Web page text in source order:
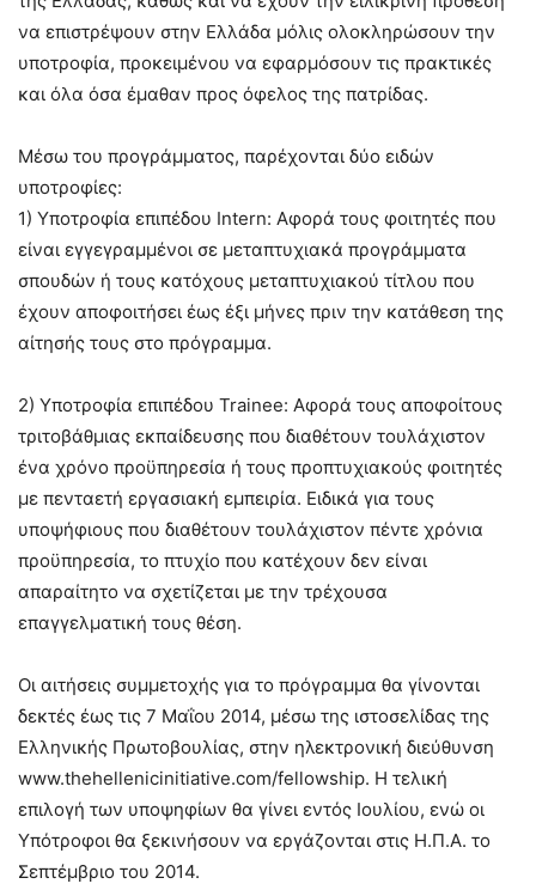
να επιστρέψουν στην Ελλάδα μόλις ολοκληρώσουν την
υποτροφία, προκειμένου να εφαρμόσουν τις πρακτικές
και όλα όσα έμαθαν προς όφελος της πατρίδας.
Μέσω του προγράμματος, παρέχονται δύο ειδών
υποτροφίες:
1) Υποτροφία επιπέδου Intern: Αφορά τους φοιτητές που
είναι εγγεγραμμένοι σε μεταπτυχιακά προγράμματα
σπουδών ή τους κατόχους μεταπτυχιακού τίτλου που
έχουν αποφοιτήσει έως έξι μήνες πριν την κατάθεση της
αίτησής τους στο πρόγραμμα.
2) Υποτροφία επιπέδου Trainee: Αφορά τους αποφοίτους
τριτοβάθμιας εκπαίδευσης που διαθέτουν τουλάχιστον
ένα χρόνο προϋπηρεσία ή τους προπτυχιακούς φοιτητές
με πενταετή εργασιακή εμπειρία. Ειδικά για τους
υποψήφιους που διαθέτουν τουλάχιστον πέντε χρόνια
προϋπηρεσία, το πτυχίο που κατέχουν δεν είναι
απαραίτητο να σχετίζεται με την τρέχουσα
επαγγελματική τους θέση.
Οι αιτήσεις συμμετοχής για το πρόγραμμα θα γίνονται
δεκτές έως τις 7 Μαΐου 2014, μέσω της ιστοσελίδας της
Ελληνικής Πρωτοβουλίας, στην ηλεκτρονική διεύθυνση
www.thehellenicinitiative.com/fellowship. Η τελική
επιλογή των υποψηφίων θα γίνει εντός Ιουλίου, ενώ οι
Υπότροφοι θα ξεκινήσουν να εργάζονται στις Η.Π.Α. το
Σεπτέμβριο του 2014.